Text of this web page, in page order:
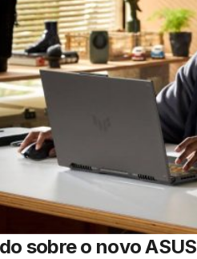
sobre o novo